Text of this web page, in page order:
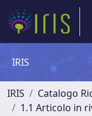
IRIS
IRIS Catalogo
1.1 Articolo in